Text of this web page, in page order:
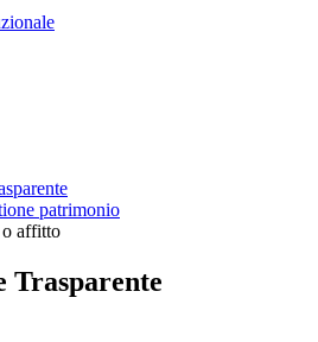
patrimonio
affitto
Trasparente